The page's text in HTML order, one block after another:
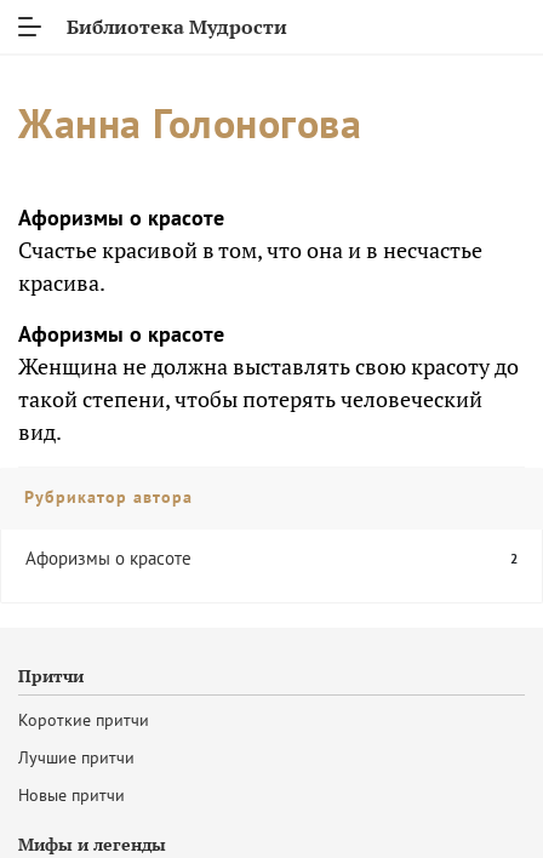
Библиотека Мудрости
Жанна Голоногова
Афоризмы о красоте
Счастье красивой в том, что она и в несчастье
красива.
Афоризмы о красоте
Женщина не должна выставлять свою красоту до
такой степени, чтобы потерять человеческий
вид.
Рубрикатор автора
Афоризмы о красоте 2
Притчи
Короткие притчи
Лучшие притчи
Новые притчи
Мифы и легенды